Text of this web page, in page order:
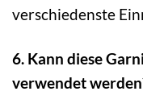
verschiedenste
6. Kann diese
verwendet